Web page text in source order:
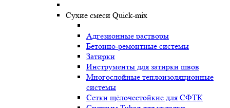
Сухие смеси Quick-mix
Адгезионные растворы
Бетонно-ремонтные системы
Затирки
Инструменты для затирки швов
Многослойные теплоизоляционные
системы
Сетки щёлочестойкие для СФТК